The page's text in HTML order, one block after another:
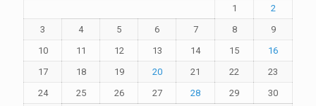
1
2
3
4 5 6 7 8
9
10
11 12 13 14 15
16
17
18 19 20 21 22
23
24
25 26 27 28 29
30